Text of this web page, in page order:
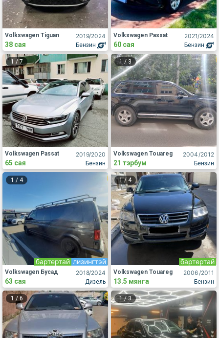
2019/2024
Бензин
Volkswagen Tiguan
38 сая
2021/2024
Бензин
Volkswagen Passat
60 сая
1 /7
2019/2020
Бензин
Volkswagen Passat
65 сая
1 / 3
2004 /2012
Бензин
Volkswagen Touareg
21 тэрбум
1 / 4
2018/2024
Дизель
лизингтэй
бартертай
Volkswagen Бусад
63 сая
1/ 4
2006 /2011
Бензин
бартертай
Volkswagen Touareg
13.5 мянга
1 / 6 1/3